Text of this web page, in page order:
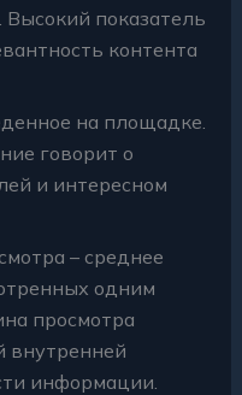
показатель
контента
на площадке.
говорит о
и интересном
– среднее
одним
просмотра
внутренней
информации.